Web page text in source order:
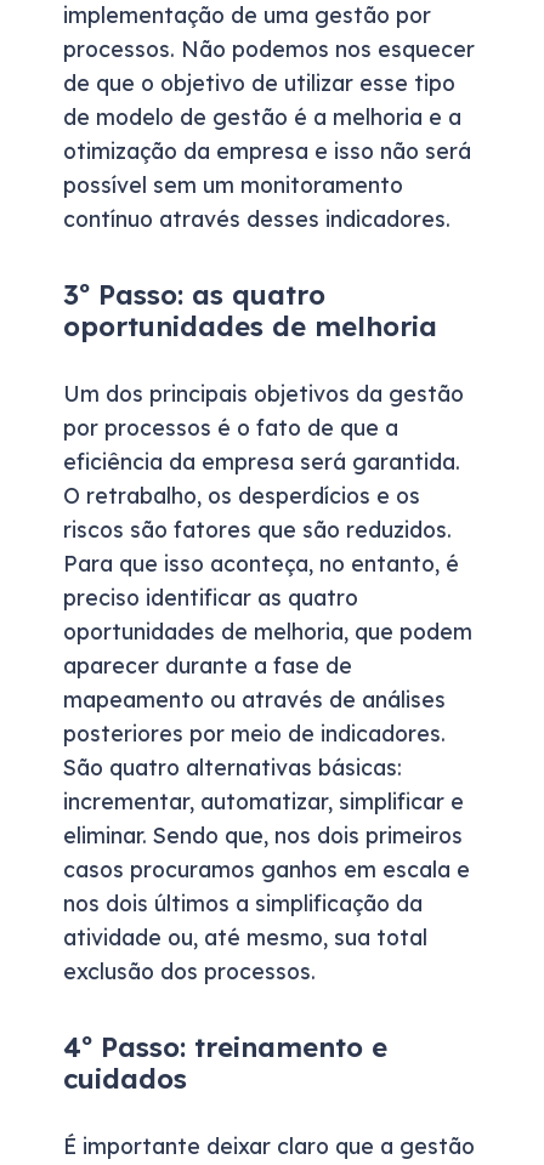
implementação de uma gestão por
processos. Não podemos nos esquecer
de que o objetivo de utilizar esse tipo
de modelo de gestão é a melhoria e a
otimização da empresa e isso não será
possível sem um monitoramento
contínuo através desses indicadores.
3º Passo: as quatro
oportunidades de melhoria
Um dos principais objetivos da gestão
por processos é o fato de que a
eficiência da empresa será garantida.
O retrabalho, os desperdícios e os
riscos são fatores que são reduzidos.
Para que isso aconteça, no entanto, é
preciso identificar as quatro
oportunidades de melhoria, que podem
aparecer durante a fase de
mapeamento ou através de análises
posteriores por meio de indicadores.
São quatro alternativas básicas:
incrementar, automatizar, simplificar e
eliminar. Sendo que, nos dois primeiros
casos procuramos ganhos em escala e
nos dois últimos a simplificação da
atividade ou, até mesmo, sua total
exclusão dos processos.
4º Passo: treinamento e
cuidados
É importante deixar claro que a gestão